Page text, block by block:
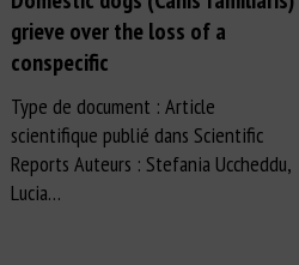
grieve over the loss of a
conspecific
Type de document : Article
scientifique publié dans Scientific
Reports Auteurs : Stefania Uccheddu,
Lucia…